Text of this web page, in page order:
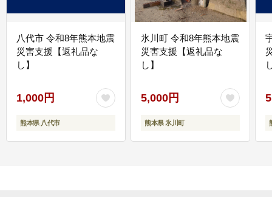
八代市 令和8年熊本地震
災害支援【返礼品な
し】
1,000円
熊本県 八代市
氷川町 令和8年熊本地震
災害支援【返礼品な
し】
5,000円
熊本県 氷川町